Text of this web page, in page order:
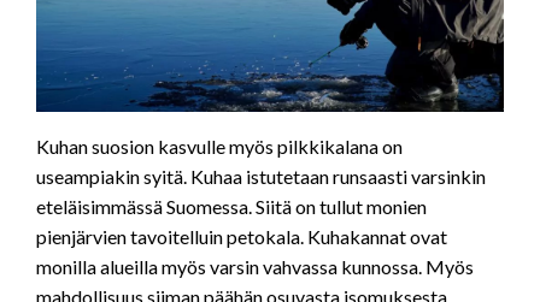
Kuhan suosion kasvulle myös pilkkikalana on
useampiakin syitä. Kuhaa istutetaan runsaasti varsinkin
eteläisimmässä Suomessa. Siitä on tullut monien
pienjärvien tavoitelluin petokala. Kuhakannat ovat
monilla alueilla myös varsin vahvassa kunnossa. Myös
mahdollisuus siiman päähän osuvasta isomuksesta